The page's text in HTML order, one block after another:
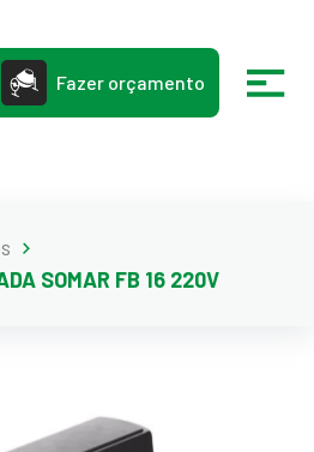
Fazer orçamento
SOMAR FB 16 220V